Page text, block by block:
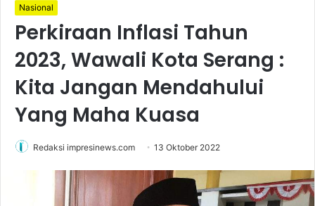
Nasional
Perkiraan Inflasi Tahun
2023, Wawali Kota Serang :
Kita Jangan Mendahului
Yang Maha Kuasa
Redaksi impresinews.com 13 Oktober 2022